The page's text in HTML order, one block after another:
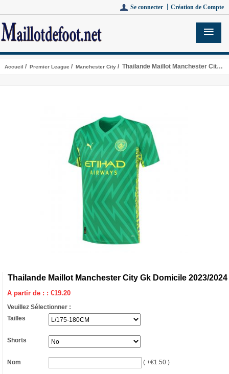
Se connecter 丨 Création de Compte
Accueil / Premier League / Manchester City/ Thailande Maillot Manchester City Gk Domicile 2023/2024
Thailande Maillot Manchester City Gk Domicile 2023/2024
A partir de : :€19.20
Veuillez Sélectionner :
Tailles
Shorts
Nom ( +€1.50 )